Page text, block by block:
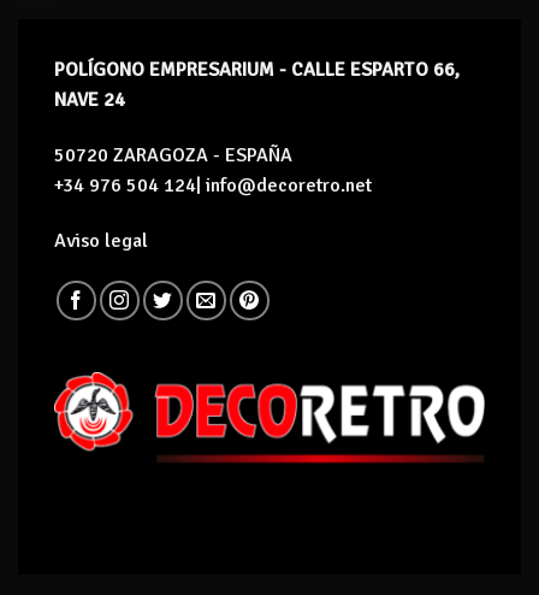
POLÍGONO EMPRESARIUM - CALLE ESPARTO 66,
NAVE 24
50720 ZARAGOZA - ESPAÑA
+34 976 504 124| info@decoretro.net
Aviso legal